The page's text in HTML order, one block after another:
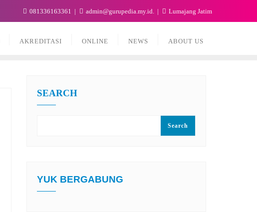
081336163361 admin@gurupedia.my.id. Lumajang Jatim
AKREDITASI ONLINE NEWS ABOUT US
SEARCH
Search
YUK BERGABUNG